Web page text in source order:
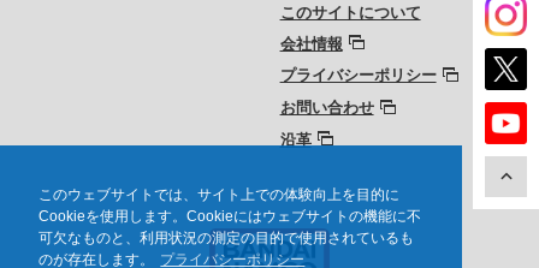
このウェブサイトでは、サイト上での体験向上を目的に
Cookieを使用します。Cookieにはウェブサイトの機能に不
可欠なものと、利用状況の測定の目的で使用されているも
のが存在します。
プライバシーポリシー
このサイトについて
会社情報
プライバシーポリシー
お問い合わせ
沿革